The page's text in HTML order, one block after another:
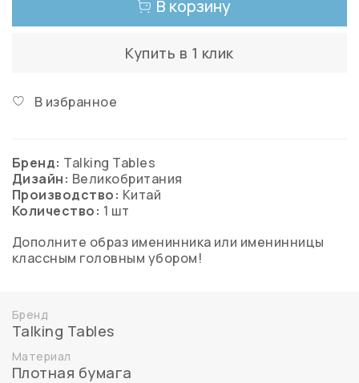
В корзину
Купить в 1 клик
В избранное
Бренд: Talking Tables
Дизайн: Великобритания
Производство: Китай
Количество: 1 шт
Дополните образ именинника или именинницы
классным головным убором!
Бренд
Talking Tables
Материал
Плотная бумага